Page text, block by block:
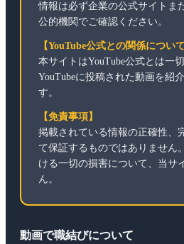
情報は必ず企業の公式サイトま
公的機関でご確認ください。
【YouTube公式との関係について
本サイトはYouTube公式とは一
YouTubeに投稿された動画を紹
す。
【免責事項】
掲載されている情報の正確性、
て保証するものではありません
ける一切の損害について、当サ
ん。
動画で職結びについて